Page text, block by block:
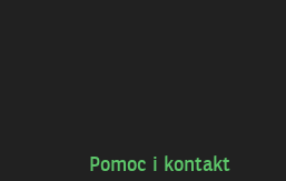
Pomoc i kontakt